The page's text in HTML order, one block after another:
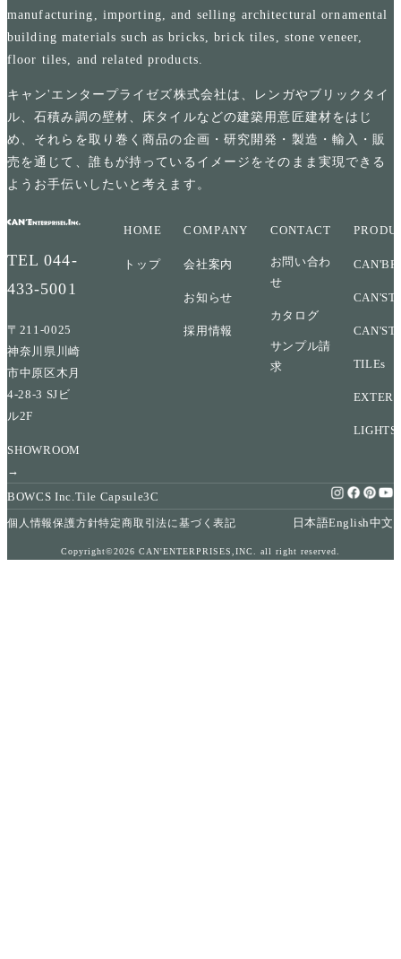
manufacturing, importing, and selling architectural ornamental
building materials such as bricks, brick tiles, stone veneer,
floor tiles, and related products.
キャン'エンタープライゼズ株式会社は、レンガやブリックタイ
ル、石積み調の壁材、床タイルなどの建築用意匠建材をはじ
め、それらを取り巻く商品の企画・研究開発・製造・輸入・販
売を通じて、誰もが持っているイメージをそのまま実現できる
ようお手伝いしたいと考えます。
TEL044-
433-5001
〒211-0025
神奈川県川崎
市中原区木月
4-28-3 SJビ
ル2F
SHOWROOM
→
HOME
トップ
COMPANY
会社案内
お知らせ
採用情報
CONTACT
お問い合わ
せ
カタログ
サンプル請
求
TILEs
LIGHTS
BOWCS Inc. Tile Capsule3C
個人情報保護方針特定商取引法に基づく表記 日本語English中文
Copyright©2026 CAN'ENTERPRISES,INC. all right reserved.